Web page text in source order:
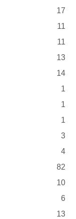
17
11
11
13
14
1
1
1
3
4
82
10
6
13